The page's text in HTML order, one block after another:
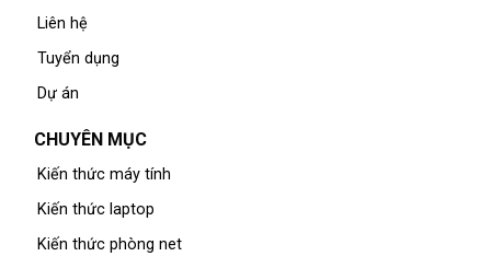
Liên hệ
Tuyển dụng
Dự án
CHUYÊN MỤC
Kiến thức máy tính
Kiến thức laptop
Kiến thức phòng net